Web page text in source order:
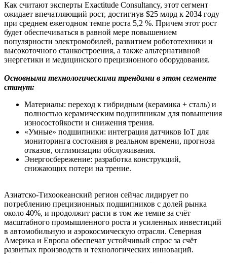
Как считают эксперты Exactitude Consultancy, этот сегмент
ожидает впечатляющий рост, достигнув $25 млрд к 2034 году
при среднем ежегодном темпе роста 5,2 %. Причем этот рост
будет обеспечиваться в равной мере повышением
популярности электромобилей, развитием робототехники и
высокоточного станкостроения, а также альтернативной
энергетики и медицинского прецизионного оборудования.
Основными технологическими трендами в этом сегменте
станут:
Материалы: переход к гибридным (керамика + сталь) и
полностью керамическим подшипникам для повышения
износостойкости и снижения трения.
«Умные» подшипники: интеграция датчиков IoT для
мониторинга состояния в реальном времени, прогноза
отказов, оптимизации обслуживания.
Энергосбережение: разработка конструкций,
снижающих потери на трение.
Азиатско-Тихоокеанский регион сейчас лидирует по
потреблению прецизионных подшипников с долей рынка
около 40%, и продолжит расти в том же темпе за счёт
масштабного промышленного роста и усиленных инвестиций
в автомобильную и аэрокосмическую отрасли. Северная
Америка и Европа обеспечат устойчивый спрос за счёт
развитых производств и технологических инноваций.